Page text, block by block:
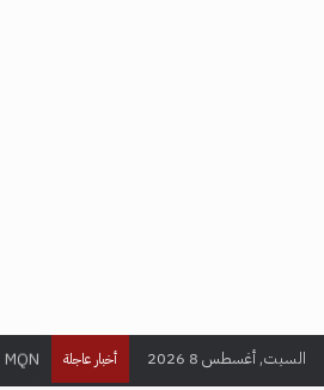
السبت, أغسطس 8 2026 أخبار عاجلة MQN (مقنعه وتصويب).. صانع محتوى عراقي يحقق ملايين المتابعين في عالم الألعاب الإلكترونية